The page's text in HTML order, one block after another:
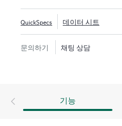
또는 계획된/계획되지 않은
는 시간을 단축할 수 있습니
기능과 함께 사용할 경우,
례를 한 번 정의하여 여러 번
있는 문제 해결 도구를 제공
QuickSpecs 데이터 시트
문의하기 채팅 상담
기능